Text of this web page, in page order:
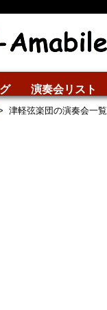
演奏会リスト
津軽弦楽団の演奏会一覧